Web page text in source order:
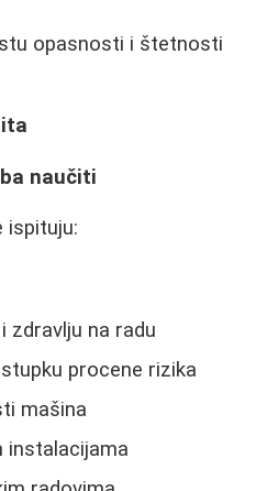
opasnosti i štetnosti
naučiti
ispituju:
zdravlju na radu
procene rizika
mašina
instalacijama